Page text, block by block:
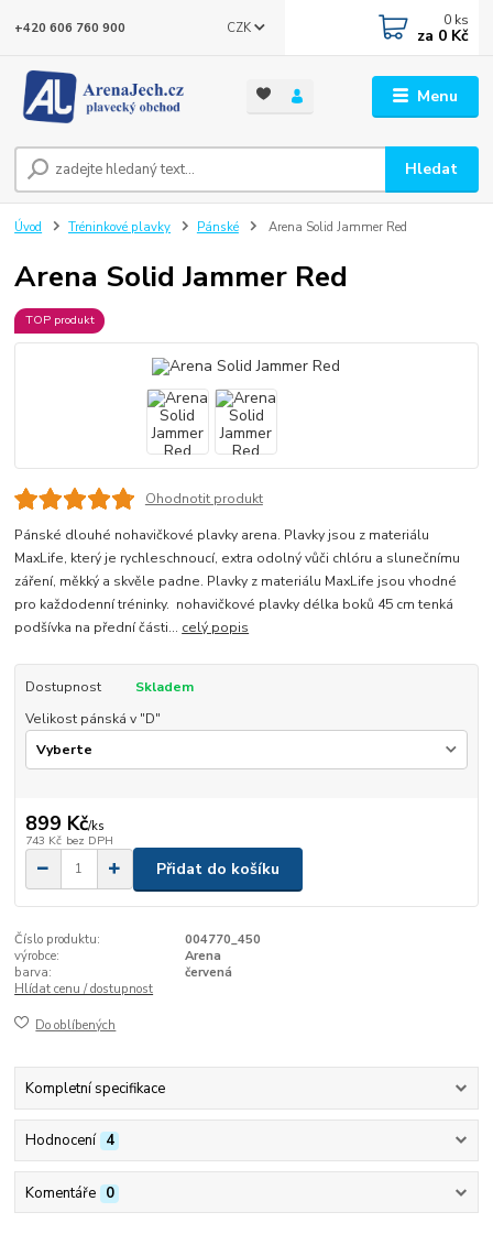
Menu
CZK
Hledat
+420 606 760 900 0 ks
za 0 Kč
Úvod Tréninkové plavky Pánské Arena Solid Jammer Red
Arena Solid Jammer Red
TOP produkt
Ohodnotit produkt
Pánské dlouhé nohavičkové plavky arena. Plavky jsou z materiálu
MaxLife, který je rychleschnoucí, extra odolný vůči chlóru a slunečnímu
záření, měkký a skvěle padne. Plavky z materiálu MaxLife jsou vhodné
pro každodenní tréninky. nohavičkové plavky délka boků 45 cm tenká
podšívka na přední části... celý popis
Dostupnost
Skladem
Velikost pánská v "D"
899 Kč/ks
743 Kč bez DPH
Přidat do košíku
Číslo produktu:
004770_450
výrobce:
Arena
barva:
červená
Hlídat cenu / dostupnost
Do oblíbených
Kompletní specifikace
Hodnocení 4
Komentáře 0